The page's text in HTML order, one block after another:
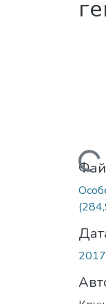
Вантажиться...
2017